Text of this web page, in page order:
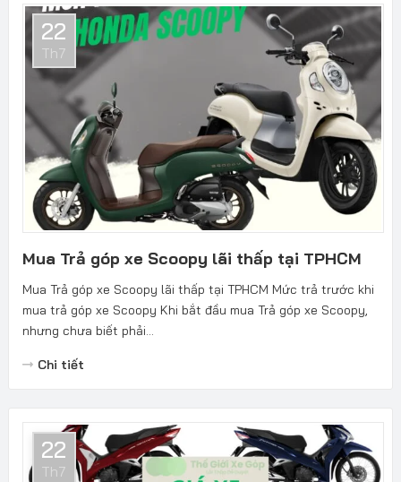
22
Th7
Mua Trả góp xe Scoopy lãi thấp tại TPHCM
Mua Trả góp xe Scoopy lãi thấp tại TPHCM Mức trả trước khi
mua trả góp xe Scoopy Khi bắt đầu mua Trả góp xe Scoopy,
nhưng chưa biết phải...
Chi tiết
22
Th7